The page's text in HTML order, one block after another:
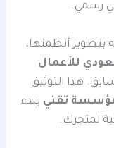
رسمي.
بتطوير أنظمتها،
للأعمال
هذا التوثيق
تقني ببدء
لمتجرك.